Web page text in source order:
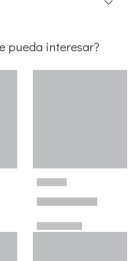
pueda interesar?